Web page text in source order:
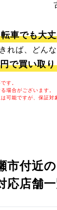
車でも大
れば、どん
で買い取
す。
場合がございます。
可能ですが、保証対
市付近の
応店舗